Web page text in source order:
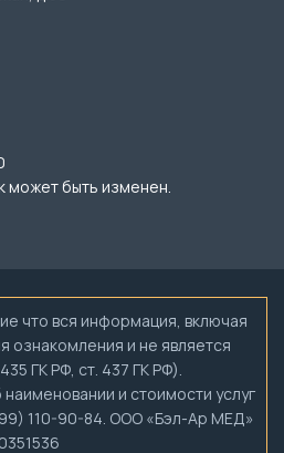
может быть изменен.
что вся информация, включая
ознакомления и не является
ГК РФ, ст. 437 ГК РФ).
и стоимости услуг
110-90-84. ООО «Бэл-Ар МЕД»